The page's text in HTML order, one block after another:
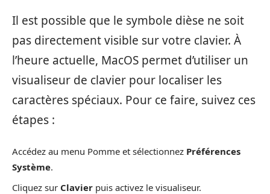
Il est possible que le symbole dièse ne soit
pas directement visible sur votre clavier. À
l’heure actuelle, MacOS permet d’utiliser un
visualiseur de clavier pour localiser les
caractères spéciaux. Pour ce faire, suivez ces
étapes :
Accédez au menu Pomme et sélectionnez Préférences
Système.
Cliquez sur Clavier puis activez le visualiseur.